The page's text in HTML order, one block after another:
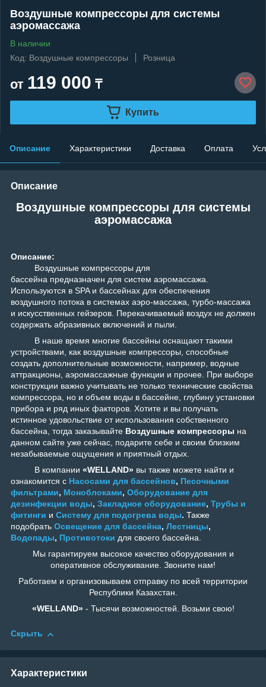
Воздушные компрессоры для системы
аэромассажа
В наличии
Код: Воздушные компрессоры
Розница
от 119 000 ₸
Купить
Описание Характеристики Доставка Оплата
Описание
Воздушные компрессоры для системы
аэромассажа
Описание:
Воздушные компрессоры для
бассейна предназначен для систем аэромассажа.
Используются в SPA и бассейнах для обеспечения
воздушного потока в системах аэро-массажа, турбо-массажа
и искусственных гейзеров. Перекачиваемый воздух не должен
содержать абразивных включений и пыли.
В наше время многие бассейны оснащают такими
устройствами, как воздушные компрессоры, способные
создать дополнительные возможности, например, водные
аттракционы, аэромассажные функции и прочее. При выборе
конструкции важно учитывать не только технические свойства
компрессора, но и объем воды в бассейне, глубину установки
прибора и ряд иных факторов. Хотите и вы получать
истинное удовольствие от использования собственного
бассейна, тогда заказывайте Воздушные компрессоры на
данном сайте уже сейчас, подарите себе и своим близким
незабываемые ощущения и приятный отдых.
В компании «WELLAND» вы также можете найти и
ознакомится с Насосами для бассейнов, Песочными
фильтрами, Моноблоками, Оборудование для
дезинфекции воды, Закладное оборудование, Трубы и
фитинги и Систему для подогрева воды. Также
подобрать Освещение для бассейна, Лестницы,
Водопады, Противотоки для своего бассейна.
Мы гарантируем высокое качество оборудования и
оперативное обслуживание. Звоните нам!
Работаем и организовываем отправку по всей территории
Республики Казахстан.
«WELLAND»- Тысячи возможностей. Возьми свою!
Скрыть
Характеристики